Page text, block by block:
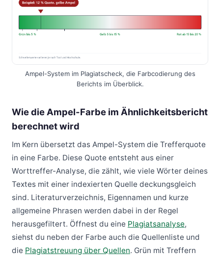
Ampel-System im Plagiatscheck, die Farbcodierung des
Berichts im Überblick.
Wie die Ampel-Farbe im Ähnlichkeitsbericht
berechnet wird
Im Kern übersetzt das Ampel-System die Trefferquote
in eine Farbe. Diese Quote entsteht aus einer
Worttreffer-Analyse, die zählt, wie viele Wörter deines
Textes mit einer indexierten Quelle deckungsgleich
sind. Literaturverzeichnis, Eigennamen und kurze
allgemeine Phrasen werden dabei in der Regel
herausgefiltert. Öffnest du eine Plagiatsanalyse,
siehst du neben der Farbe auch die Quellenliste und
die Plagiatstreuung über Quellen. Grün mit Treffern